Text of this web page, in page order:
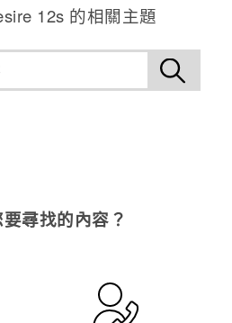
12s 的相關主題
尋找的內容？